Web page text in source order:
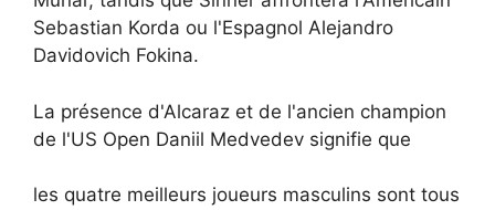
Sebastian Korda ou l'Espagnol Alejandro
Davidovich Fokina.
La présence d'Alcaraz et de l'ancien champion
de l'US Open Daniil Medvedev signifie que
les quatre meilleurs joueurs masculins sont tous